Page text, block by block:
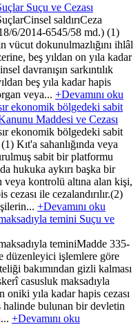
Suçu ve Cezası
saldırıCeza
6/2014-6545/58 md.) (1)
vücut dokunulmazlığını ihlâl
beş yıldan on yıla kadar
davranışın sarkıntılık
beş yıla kadar hapis
veya... +Devamını oku
ekonomik bölgedeki sabit
Maddesi ve Cezası
ekonomik bölgedeki sabit
Kıt'a sahanlığında veya
sabit bir platformu
hukuka aykırı başka bir
veya kontrolü altına alan kişi,
cezası ile cezalandırılır.(2)
+Devamını oku
temini Suçu ve
teminiMadde 335-
düzenleyici işlemlere göre
bakımından gizli kalması
casusluk maksadıyla
oniki yıla kadar hapis cezası
bulunan bir devletin
+Devamını oku